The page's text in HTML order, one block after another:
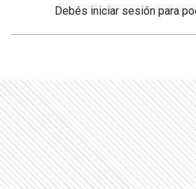
Debés iniciar sesión para